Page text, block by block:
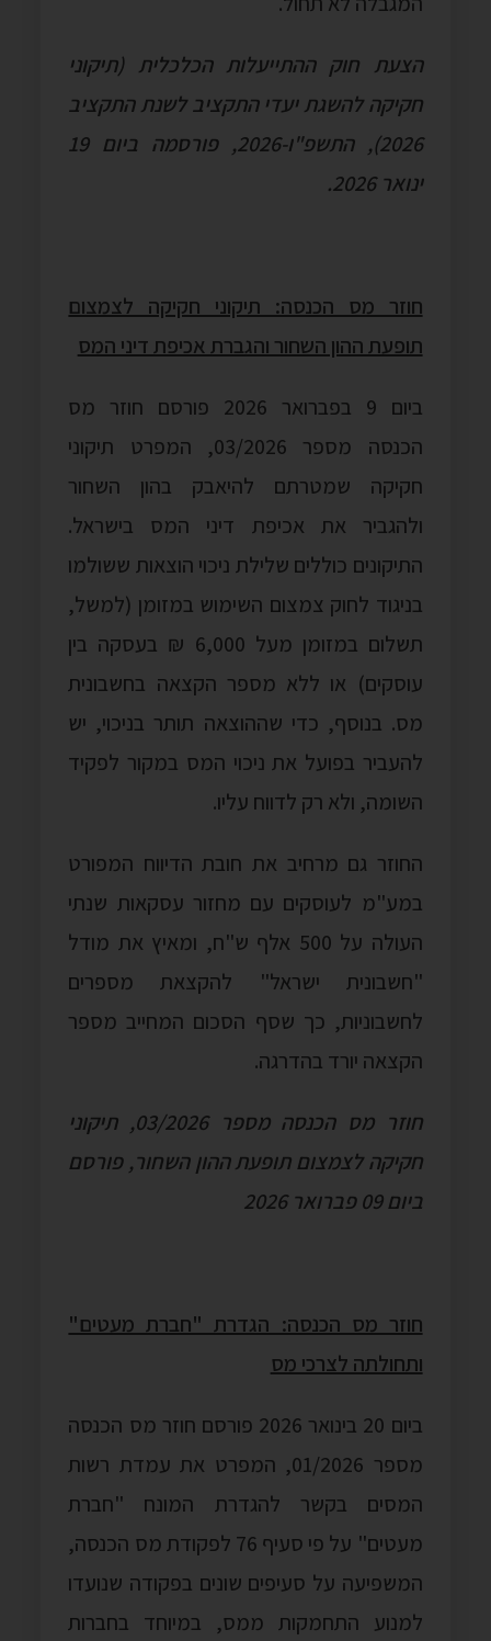
הצעת חוק ההתייעלות הכלכלית (תיקוני
חקיקה להשגת יעדי התקציב לשנת התקציב
2026), התשפ"ו-2026, פורסמה ביום 19
ינואר 2026.
חוזר מס הכנסה: תיקוני חקיקה לצמצום
תופעת ההון השחור והגברת אכיפת דיני המס
ביום 9 בפברואר 2026 פורסם חוזר מס
הכנסה מספר 03/2026, המפרט תיקוני
חקיקה שמטרתם להיאבק בהון השחור
ולהגביר את אכיפת דיני המס בישראל.
התיקונים כוללים שלילת ניכוי הוצאות ששולמו
בניגוד לחוק צמצום השימוש במזומן (למשל,
תשלום במזומן מעל 6,000 ₪ בעסקה בין
עוסקים) או ללא מספר הקצאה בחשבונית
מס. בנוסף, כדי שההוצאה תותר בניכוי, יש
להעביר בפועל את ניכוי המס במקור לפקיד
השומה, ולא רק לדווח עליו.
החוזר גם מרחיב את חובת הדיווח המפורט
במע"מ לעוסקים עם מחזור עסקאות שנתי
העולה על 500 אלף ש"ח, ומאיץ את מודל
"חשבונית ישראל" להקצאת מספרים
לחשבוניות, כך שסף הסכום המחייב מספר
הקצאה יורד בהדרגה.
חוזר מס הכנסה מספר 03/2026, תיקוני
חקיקה לצמצום תופעת ההון השחור, פורסם
ביום 09 פברואר 2026
חוזר מס הכנסה: הגדרת "חברת מעטים"
ותחולתה לצרכי מס
ביום 20 בינואר 2026 פורסם חוזר מס הכנסה
מספר 01/2026, המפרט את עמדת רשות
המסים בקשר להגדרת המונח "חברת
מעטים" על פי סעיף 76 לפקודת מס הכנסה,
המשפיעה על סעיפים שונים בפקודה שנועדו
למנוע התחמקות ממס, במיוחד בחברות